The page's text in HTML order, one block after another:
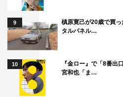
9
槙原寛己が20歳で買
タルパネル…
10
『金ロー』で「8番
宮和也「ま…